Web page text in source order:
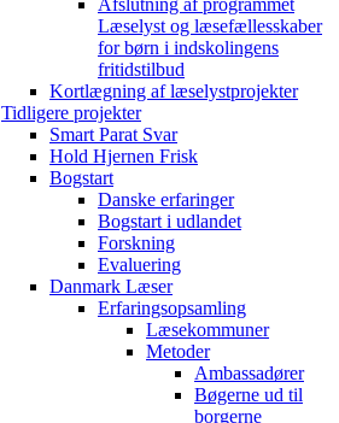
Afslutning af programmet
Læselyst og læsefællesskaber
for børn i indskolingens
fritidstilbud
Kortlægning af læselystprojekter
Tidligere projekter
Smart Parat Svar
Hold Hjernen Frisk
Bogstart
Danske erfaringer
Bogstart i udlandet
Forskning
Evaluering
Danmark Læser
Erfaringsopsamling
Læsekommuner
Metoder
Ambassadører
Bøgerne ud til
borgerne